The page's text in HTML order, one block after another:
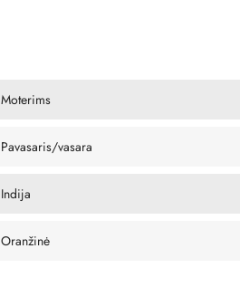
Moterims
Pavasaris/vasara
Indija
Oranžinė